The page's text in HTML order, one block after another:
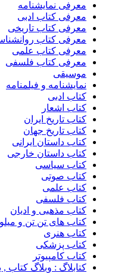
معرفی نمایشنامه
معرفی کتاب ادبی
معرفی کتاب تاریخی
معرفی کتاب
معرفی کتاب علمی
معرفی کتاب فلسفی
موسیقی
نمایشنامه و فیلمنامه
کتاب ادبی
کتاب اشعار
کتاب تاریخ ایران
کتاب تاریخ جهان
کتاب داستان ایرانی
کتاب داستان خارجی
کتاب سیاسی
کتاب صوتی
کتاب علمی
کتاب فلسفی
کتاب مذهبی و ادیان
کتاب های تن تن و میلو
کتاب هنری
کتاب پزشکی
کتاب کامپیوتر
کتابلاگ : وبلاگ کتاب ,